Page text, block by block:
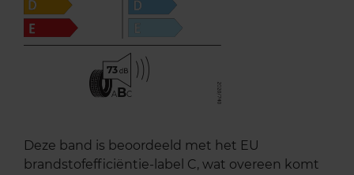
73
ABC
Deze band is beoordeeld met het EU
brandstofefficiëntie-label C, wat overeen komt